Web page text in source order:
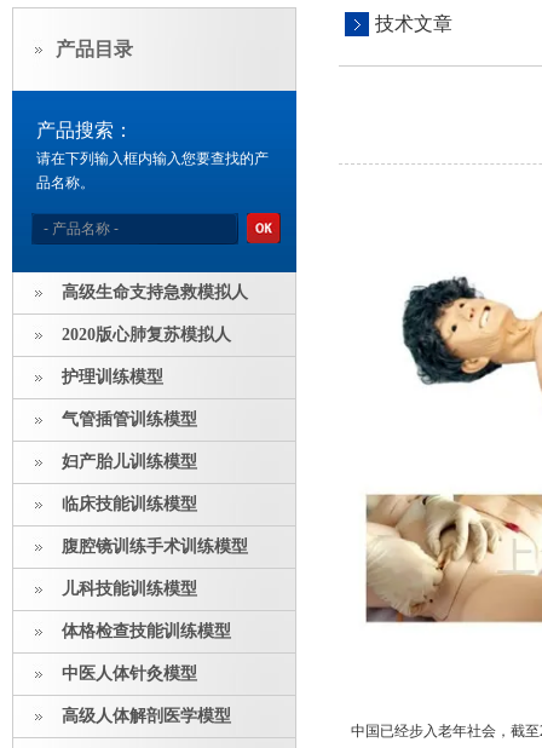
产品目录
产品搜索：
请在下列输入框内输入您要查找的产
品名称。
高级生命支持急救模拟人
2020版心肺复苏模拟人
护理训练模型
气管插管训练模型
妇产胎儿训练模型
临床技能训练模型
腹腔镜训练手术训练模型
儿科技能训练模型
体格检查技能训练模型
中医人体针灸模型
高级人体解剖医学模型
技术文章
中国已经步入老年社会，截